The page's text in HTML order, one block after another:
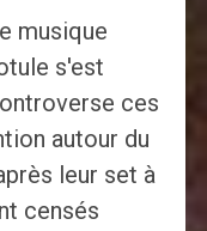
musique
s'est
ces
autour du
leur set à
censés